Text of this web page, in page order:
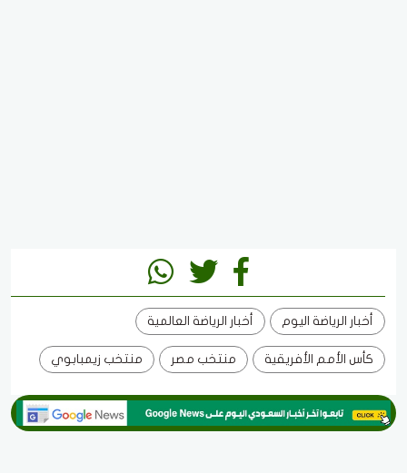
أخبار الرياضة اليوم أخبار الرياضة العالمية
كأس الأمم الأفريقية منتخب مصر منتخب زيمبابوي